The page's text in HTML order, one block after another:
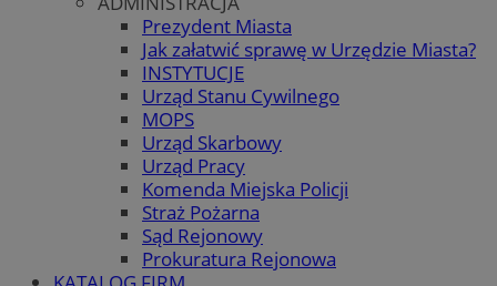
Prezydent Miasta
Jak załatwić sprawę w Urzędzie Miasta?
INSTYTUCJE
Urząd Stanu Cywilnego
MOPS
Urząd Skarbowy
Urząd Pracy
Komenda Miejska Policji
Straż Pożarna
Sąd Rejonowy
Prokuratura Rejonowa